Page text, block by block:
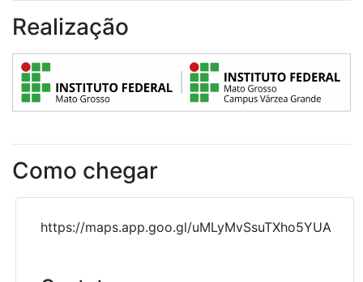
Realização
Como chegar
https://maps.app.goo.gl/uMLyMvSsuTXho5YUA